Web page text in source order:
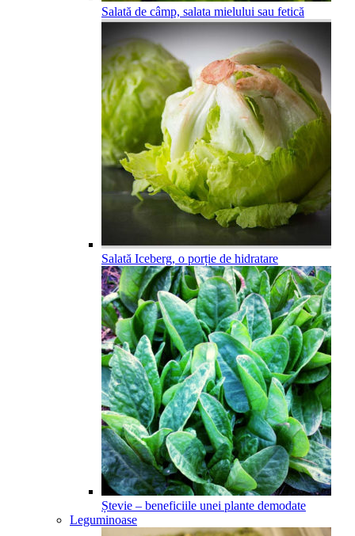
Salată de câmp, salata mielului sau fetică
Salată Iceberg, o porție de hidratare
Ștevie – beneficiile unei plante demodate
Leguminoase